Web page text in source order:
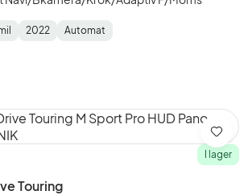
2022
Automat
I lager
Touring
Spara